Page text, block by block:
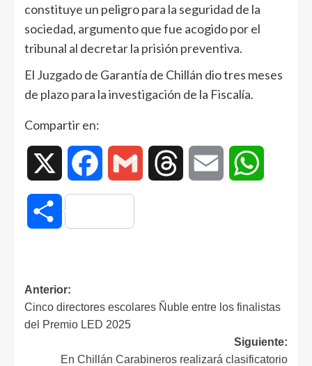
constituye un peligro para la seguridad de la
sociedad, argumento que fue acogido por el
tribunal al decretar la prisión preventiva.
El Juzgado de Garantía de Chillán dio tres meses
de plazo para la investigación de la Fiscalía.
Compartir en:
Facebook Gmail Threads Email
Compartir
Anterior:
Cinco directores escolares Ñuble entre los finalistas
del Premio LED 2025
Siguiente:
En Chillán Carabineros realizará clasificatorio